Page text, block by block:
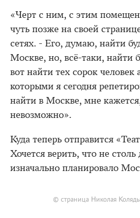
«Черт с ним, с этим
чуть позже на своей
сетях. - Его, думаю, найти
Москве, но, всё-таки, найти
вот найти тех сорок человек
которыми я сегодня
найти в Москве, мне
невозможно».
Куда теперь отправится
Хочется верить, что не столь
изначально планировало
© страница Николая